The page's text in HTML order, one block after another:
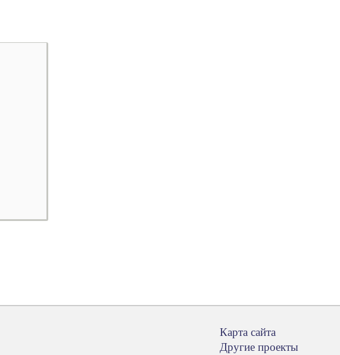
Карта сайта
Другие проекты